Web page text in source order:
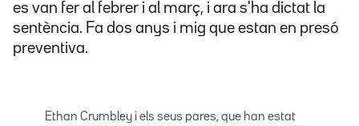
es van fer al febrer i al març, i ara s'ha dictat la
sentència. Fa dos anys i mig que estan en presó
preventiva.
Ethan Crumbley i els seus pares, que han estat